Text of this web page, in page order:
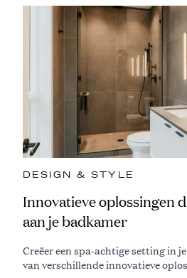
DESIGN & STYLE
Innovatieve oplossingen
aan je badkamer
Creëer een spa-achtige setting in
van verschillende innovatieve